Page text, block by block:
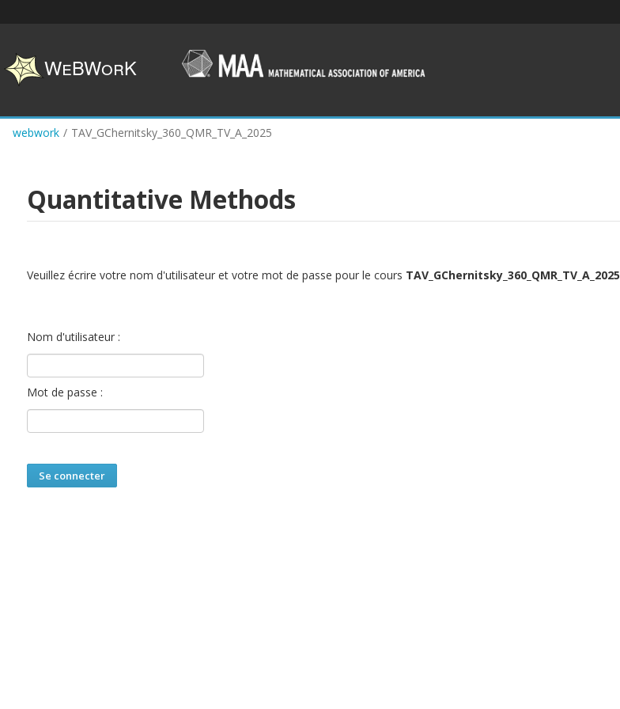
content
webwork / TAV_GChernitsky_360_QMR_TV_A_2025
Quantitative Methods
Veuillez écrire votre nom d'utilisateur et votre mot de passe pour le cours TAV_GChernitsky_360_QMR_TV_A_2025
Nom d'utilisateur :
Mot de passe :